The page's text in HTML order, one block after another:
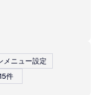
メニュー設定
件